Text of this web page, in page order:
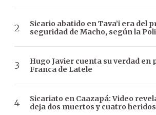
Sicario abatido en Tava’i era del
seguridad de Macho, según la
Hugo Javier cuenta su verdad en
Franca de Latele
Sicariato en Caazapá: Video
deja dos muertos y cuatro heridos